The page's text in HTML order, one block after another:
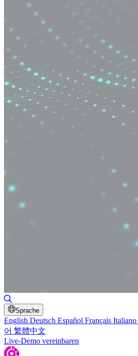
Sprache
English Deutsch Español Français Italiano
어 繁體中文
Live-Demo vereinbaren